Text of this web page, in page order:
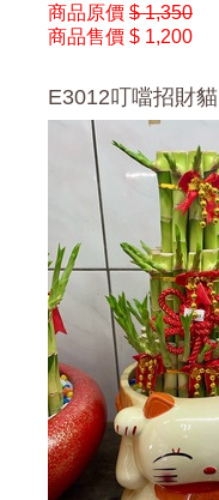
商品原價 $ 1,350
商品售價 $ 1,200
E3012叮噹招財貓